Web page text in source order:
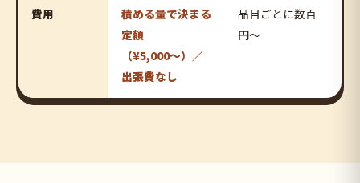
費用
積める量で決まる
定額
（¥5,000〜）／
出張費なし
品目ごとに数百
円〜